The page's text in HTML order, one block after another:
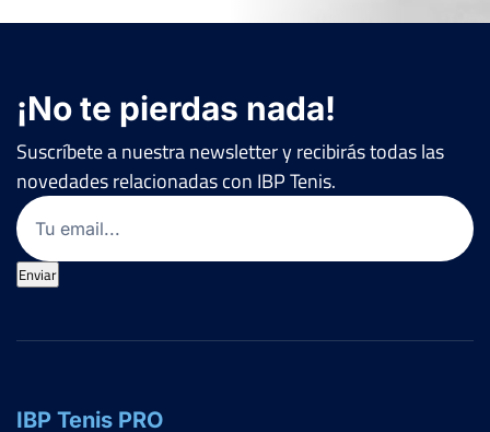
¡No te pierdas nada!
Suscríbete a nuestra newsletter y recibirás todas las
novedades relacionadas con IBP Tenis.
Email
Enviar
IBP Tenis PRO